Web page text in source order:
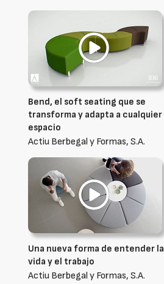
Bend, el soft seating que se
transforma y adapta a cualquier
espacio
Actiu Berbegal y Formas, S.A.
Una nueva forma de entender la
vida y el trabajo
Actiu Berbegal y Formas, S.A.